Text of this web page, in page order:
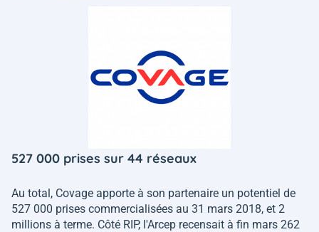
527 000 prises sur 44 réseaux
Au total, Covage apporte à son partenaire un potentiel de
527 000 prises commercialisées au 31 mars 2018, et 2
millions à terme. Côté RIP, l'Arcep recensait à fin mars 262